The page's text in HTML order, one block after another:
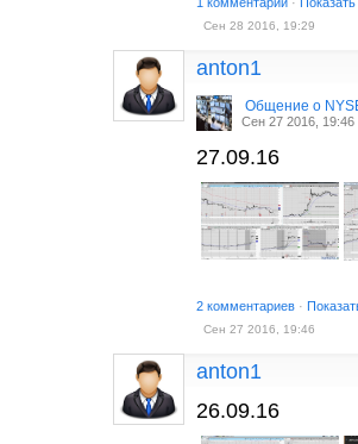
Сен 28 2016, 19:29
anton1
Общение о
Сен 27 2016, 19:46
27.09.16
2 комментариев ·
Сен 27 2016, 19:46
anton1
26.09.16